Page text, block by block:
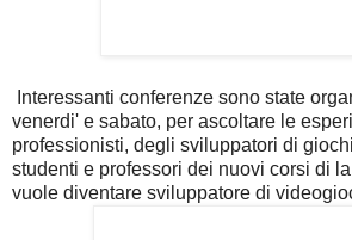
Interessanti conferenze sono state
venerdi' e sabato, per ascoltare le
professionisti, degli sviluppatori di
studenti e professori dei nuovi corsi di
vuole diventare sviluppatore di